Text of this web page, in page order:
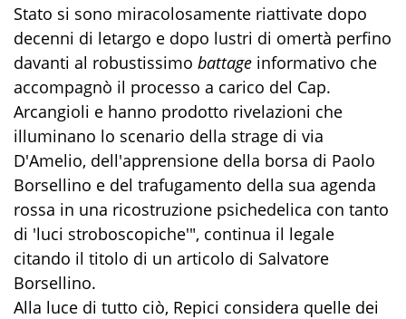
Stato si sono miracolosamente riattivate dopo
decenni di letargo e dopo lustri di omertà perfino
davanti al robustissimo battage informativo che
accompagnò il processo a carico del Cap.
Arcangioli e hanno prodotto rivelazioni che
illuminano lo scenario della strage di via
D'Amelio, dell'apprensione della borsa di Paolo
Borsellino e del trafugamento della sua agenda
rossa in una ricostruzione psichedelica con tanto
di 'luci stroboscopiche'", continua il legale
citando il titolo di un articolo di Salvatore
Borsellino.
Alla luce di tutto ciò, Repici considera quelle dei